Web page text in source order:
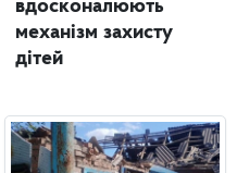
вдосконалюють
механізм захисту
дітей